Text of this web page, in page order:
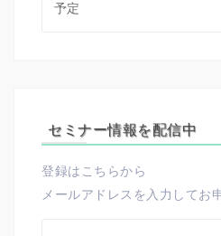
セミナー情報を配信中
登録はこちらから
メールアドレスを入力してお